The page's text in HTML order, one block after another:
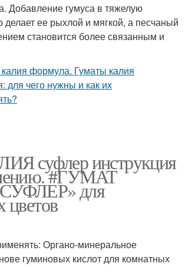
Добавление гумуса в тяжелую
делает ее рыхлой и мягкой, а песчаный
становится более связанным и
суфлер инструкция
#ГУМАТ
для
цветов
Органо-минеральное
гуминовых кислот для комнатных